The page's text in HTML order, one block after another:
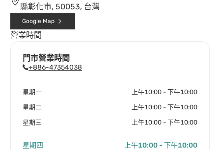
縣彰化市, 50053, 台灣
Google Map
營業時間
門市營業時間
+886-47354038
星期一 上午10:00 - 下午10:00
星期二 上午10:00 - 下午10:00
星期三 上午10:00 - 下午10:00
星期四 上午10:00 - 下午10:00